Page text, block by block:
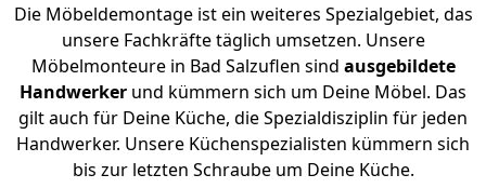
Die Möbeldemontage ist ein weiteres Spezialgebiet, das
unsere Fachkräfte täglich umsetzen. Unsere
Möbelmonteure in Bad Salzuflen sind ausgebildete
Handwerker und kümmern sich um Deine Möbel. Das
gilt auch für Deine Küche, die Spezialdisziplin für jeden
Handwerker. Unsere Küchenspezialisten kümmern sich
bis zur letzten Schraube um Deine Küche.